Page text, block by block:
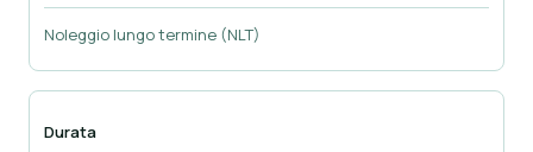
Noleggio lungo termine (NLT)
Durata